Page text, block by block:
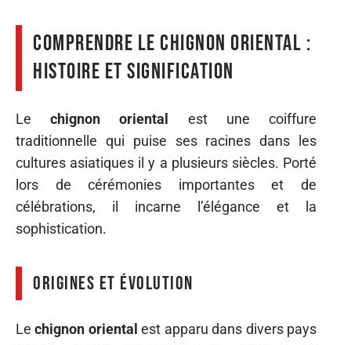
Comprendre le chignon oriental :
histoire et signification
Lechignon oriental
est une coiffure
traditionnelle qui puise ses racines dans les
cultures asiatiques il y a plusieurs siècles. Porté
lors de cérémonies importantes et de
célébrations, il incarne l’élégance et la
sophistication.
Origines et évolution
Lechignon oriental est apparu dans divers pays